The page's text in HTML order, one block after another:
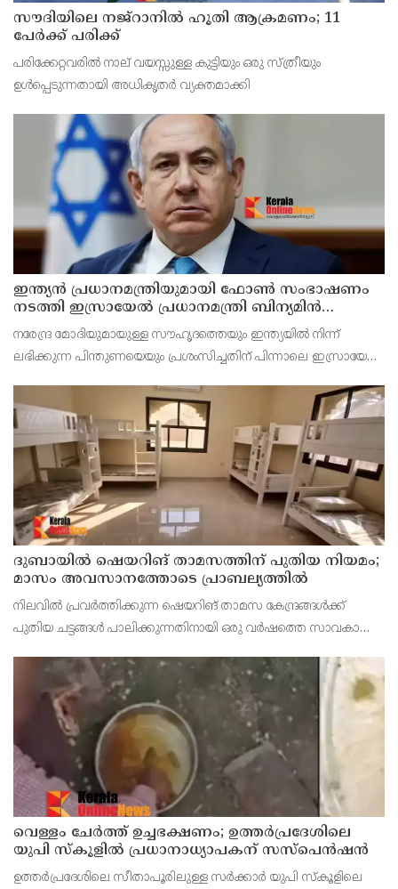
സൗദിയിലെ നജ്റാനില്‍ ഹൂതി ആക്രമണം; 11
പേര്‍ക്ക് പരിക്ക്
പരിക്കേറ്റവരില്‍ നാല് വയസ്സുള്ള കുട്ടിയും ഒരു സ്ത്രീയും
ഉള്‍പ്പെടുന്നതായി അധികൃതര്‍ വ്യക്തമാക്കി
ഇന്ത്യൻ പ്രധാനമന്ത്രിയുമായി ഫോൺ സംഭാഷണം
നടത്തി ഇസ്രായേൽ പ്രധാനമന്ത്രി ബിന‍്യമിൻ
നെതന്യാഹു
നരേന്ദ്ര മോദിയുമായുള്ള സൗഹൃദത്തെയും ഇന്ത്യയിൽ നിന്ന്
ലഭിക്കുന്ന പിന്തുണയെയും പ്രശംസിച്ചതിന് പിന്നാലെ ഇസ്രായേൽ
ഫോൺ സംഭാഷണം നടത്തി. ഇരു രാജ
ദുബായില്‍ ഷെയറിങ് താമസത്തിന് പുതിയ നിയമം;
മാസം അവസാനത്തോടെ പ്രാബല്യത്തില്‍
നിലവില്‍ പ്രവര്‍ത്തിക്കുന്ന ഷെയറിങ് താമസ കേന്ദ്രങ്ങള്‍ക്ക്
പുതിയ ചട്ടങ്ങള്‍ പാലിക്കുന്നതിനായി ഒരു വര്‍ഷത്തെ സാവകാശം
വെള്ളം ചേര്‍ത്ത് ഉച്ചഭക്ഷണം; ഉത്തര്‍പ്രദേശിലെ
യുപി സ്‌കൂളില്‍ പ്രധാനാധ്യാപകന് സസ്‌പെന്‍ഷന്‍
ഉത്തര്‍പ്രദേശിലെ സീതാപൂരിലുള്ള സര്‍ക്കാര്‍ യുപി സ്‌കൂളിലെ